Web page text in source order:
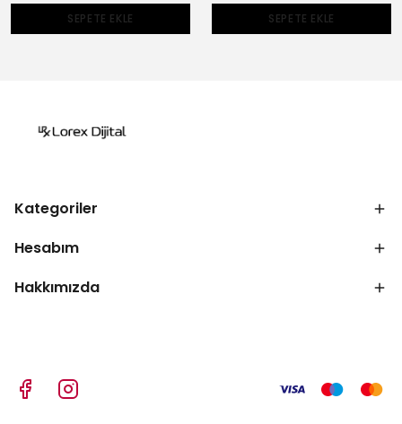
SEPETE EKLE SEPETE EKLE
Kategoriler
Hesabım
Hakkımızda